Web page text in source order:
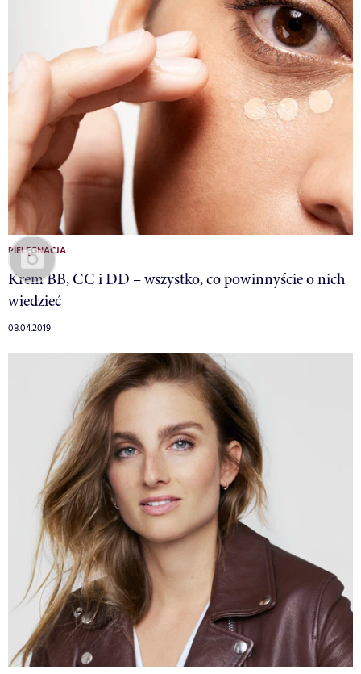
PIELĘGNACJA
Krem BB, CC i DD – wszystko, co powinnyście o nich
wiedzieć
08.04.2019